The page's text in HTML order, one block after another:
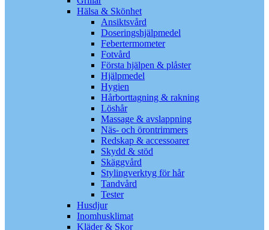
Hälsa & Skönhet
Ansiktsvård
Doseringshjälpmedel
Febertermometer
Fotvård
Första hjälpen & plåster
Hjälpmedel
Hygien
Hårborttagning & rakning
Löshår
Massage & avslappning
Näs- och örontrimmers
Redskap & accessoarer
Skydd & stöd
Skäggvård
Stylingverktyg för hår
Tandvård
Tester
Husdjur
Inomhusklimat
Kläder & Skor